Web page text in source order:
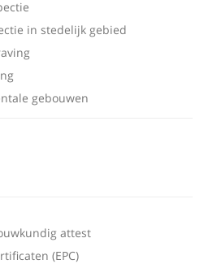
in stedelijk gebied
gebouwen
attest
(EPC)